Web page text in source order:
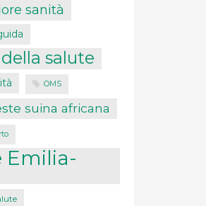
sanità
salute
OMS
suina africana
Emilia-